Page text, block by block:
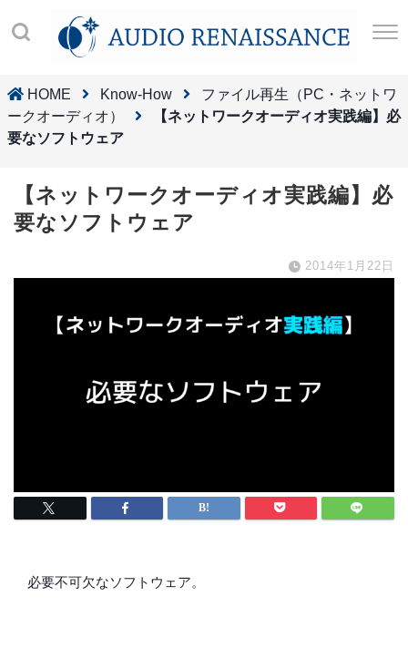
HOME Know-How
ファイル再生（PC・ネットワ
ークオーディオ）
【ネットワークオーディオ実践編】必
要なソフトウェア
【ネットワークオーディオ実践編】必
要なソフトウェア
2014年1月22日
必要不可欠なソフトウェア。